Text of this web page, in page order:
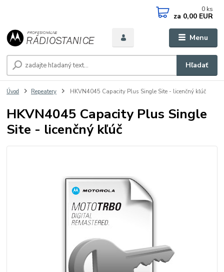
Menu
Hľadať
0 ks
za 0,00 EUR
Úvod Repeatery HKVN4045 Capacity Plus Single Site - licenčný kľúč
HKVN4045 Capacity Plus Single
Site - licenčný kľúč